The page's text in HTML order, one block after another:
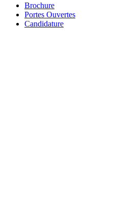
Brochure
Portes Ouvertes
Candidature